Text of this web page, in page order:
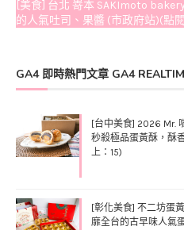
[美食] 台北 嵜本 SAKImoto
的人氣吐司、果醬 (市政府站)(點
GA4 即時熱門文章 GA4
[台中美食] 2026 Mr.
秒殺極品蛋黃酥，酥
上：15)
[彰化美食] 不二坊蛋
靡全台的古早味人氣